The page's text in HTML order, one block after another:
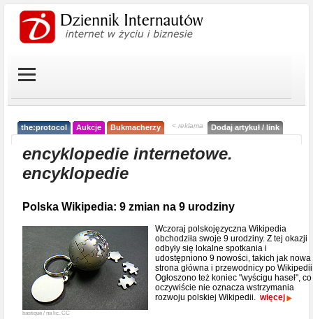
the:protocol Aukcje Bukmacherzy < reklama Dodaj artykuł / link
encyklopedie internetowe.
encyklopedie
Polska Wikipedia: 9 zmian na 9 urodziny
bastique / na lic. CC
Wczoraj polskojęzyczna Wikipedia
obchodziła swoje 9 urodziny. Z tej okazji
odbyły się lokalne spotkania i
udostępniono 9 nowości, takich jak nowa
strona główna i przewodnicy po
Ogłoszono też koniec "wyścigu haseł", co
oczywiście nie oznacza wstrzymania
rozwoju polskiej Wikipedii. więcej